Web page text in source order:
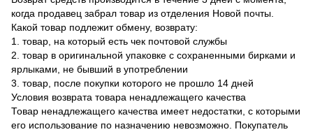
когда продавец забрал товар из отделения Новой почты.
Какой товар подлежит обмену, возврату:
1. товар, на который есть чек почтовой службы
2. товар в оригинальной упаковке с сохраненными бирками и
ярлыками, не бывший в употреблении
3. товар, после покупки которого не прошло 14 дней
Условия возврата товара ненадлежащего качества
Товар ненадлежащего качества имеет недостатки, с которыми
его использование по назначению невозможно. Покупатель